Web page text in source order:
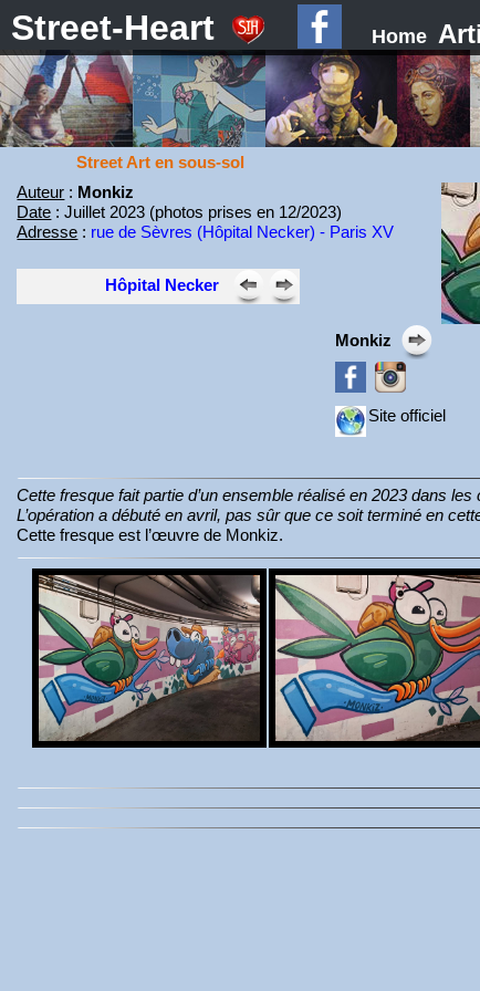
Street-Heart Home
Street Art en sous-sol
Auteur : Monkiz
Date : Juillet 2023 (photos prises en 12/2023)
Adresse : rue de Sèvres (Hôpital Necker) - Paris XV
Hôpital Necker
Monkiz
Site officiel
Cette fresque fait partie d’un ensemble réalisé en 2023 dans
L’opération a débuté en avril, pas sûr que ce soit terminé en
Cette fresque est l’œuvre de Monkiz.